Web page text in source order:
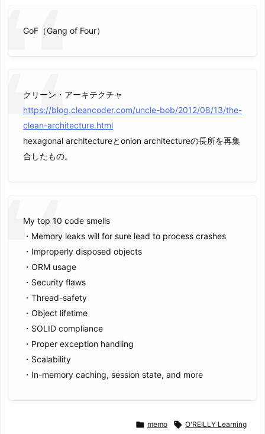
GoF（Gang of Four）
クリーン・アーキテクチャ
https://blog.cleancoder.com/uncle-bob/2012/08/13/the-
clean-architecture.html
hexagonal architectureとonion architectureの長所を再集
合したもの。
My top 10 code smells
・Memory leaks will for sure lead to process crashes
・Improperly disposed objects
・ORM usage
・Security flaws
・Thread-safety
・Object lifetime
・SOLID compliance
・Proper exception handling
・Scalability
・In-memory caching, session state, and more
 memo  O'REILLY Learning